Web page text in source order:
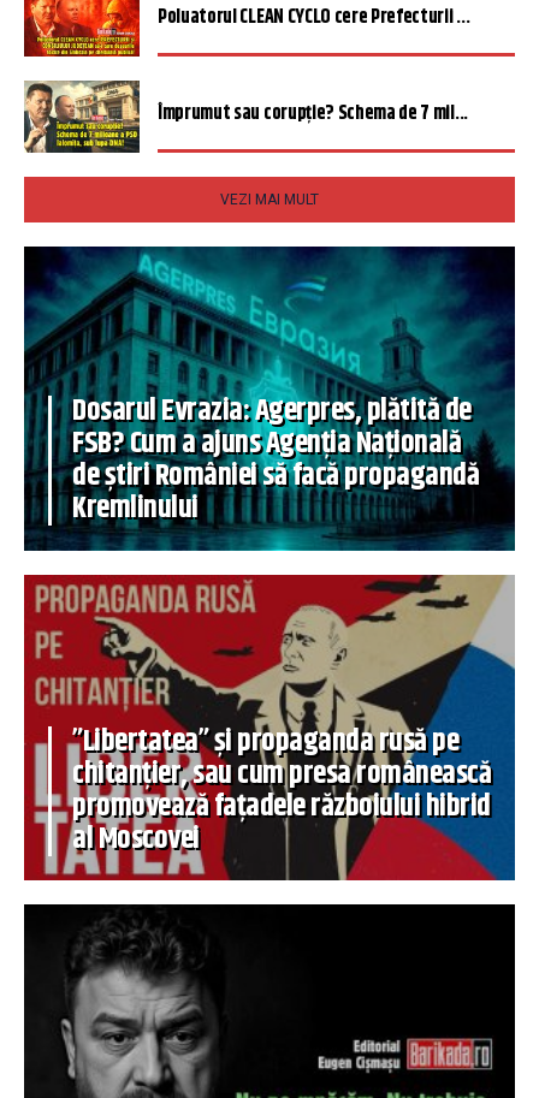
Poluatorul CLEAN CYCLO cere Prefecturii ...
Împrumut sau corupție? Schema de 7 mil...
VEZI MAI MULT
Dosarul Evrazia: Agerpres, plătită de
FSB? Cum a ajuns Agenția Națională
de știri României să facă propagandă
Kremlinului
”Libertatea” și propaganda rusă pe
chitanțier, sau cum presa românească
promovează fațadele războiului hibrid
al Moscovei